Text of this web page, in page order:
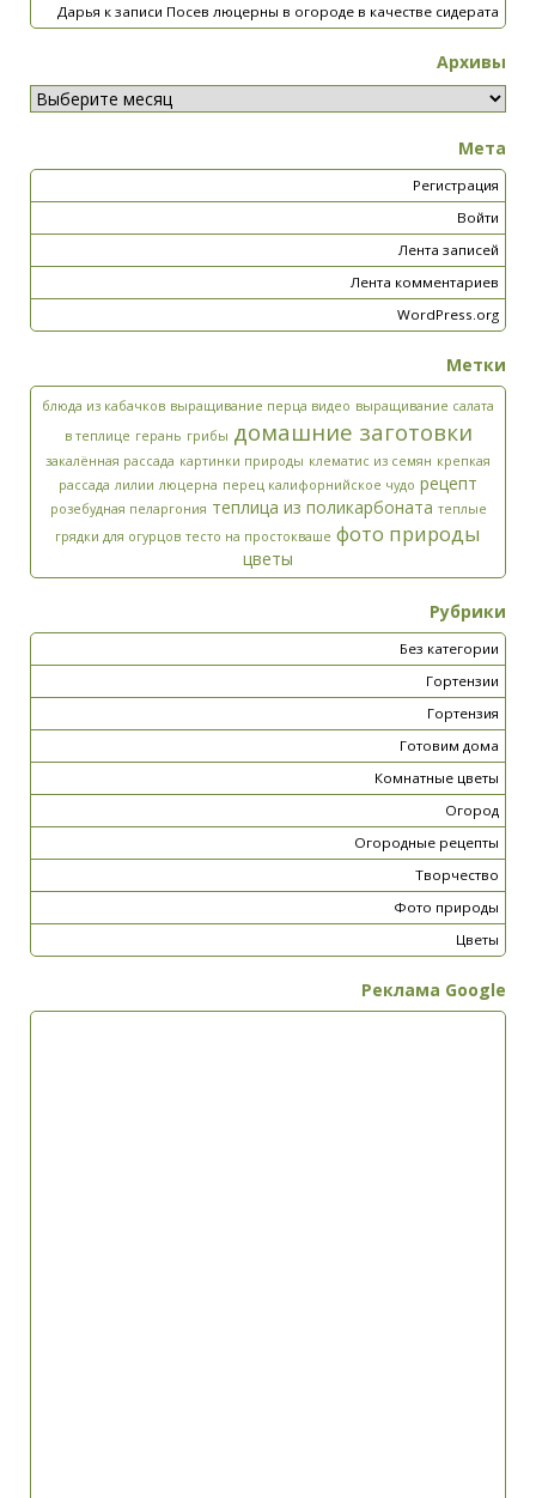
Дарья к записи Посев люцерны в огороде в качестве сидерата
Архивы
Мета
Регистрация
Войти
Лента записей
Лента комментариев
WordPress.org
Метки
блюда из кабачков выращивание перца видео выращивание салата
в теплице герань грибы домашние заготовки
закалённая рассада картинки природы клематис из семян крепкая
рассада лилии люцерна перец калифорнийское чудо рецепт
розебудная пеларгония теплица из поликарбоната теплые
грядки для огурцов тесто на простокваше фото природы
цветы
Рубрики
Без категории
Гортензии
Гортензия
Готовим дома
Комнатные цветы
Огород
Огородные рецепты
Творчество
Фото природы
Цветы
Реклама Google